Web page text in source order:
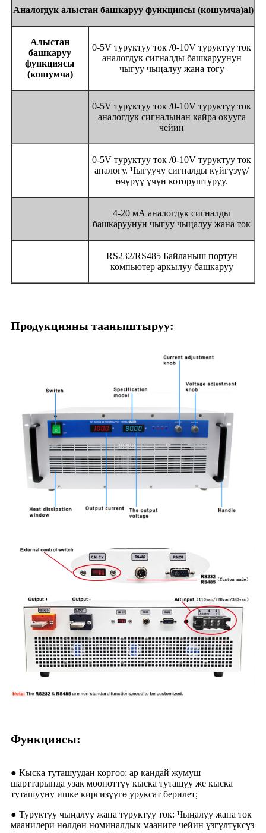
Аналогдук алыстан башкаруу функциясы (кошумча)al)
Алыстан
башкаруу
функциясы
(кошумча)
0-5V туруктуу ток /0-10V туруктуу ток
аналогдук сигналды башкаруунун
чыгуу чыңалуу жана тогу
0-5V туруктуу ток /0-10V туруктуу ток
аналогдук сигналынан кайра окууга
чейин
0-5V туруктуу ток /0-10V туруктуу ток
аналогу. Чыгуучу сигналды күйгүзүү/
өчүрүү үчүн которуштуруу.
4-20 мА аналогдук сигналды
башкаруунун чыгуу чыңалуу жана ток
RS232/RS485 Байланыш портун
компьютер аркылуу башкаруу
Продукцияны тааныштыруу:
Функциясы:
● Кыска туташуудан коргоо: ар кандай жумуш
шарттарында узак мөөнөттүү кыска туташуу же кыска
туташууну ишке киргизүүгө уруксат берилет;
● Туруктуу чыңалуу жана туруктуу ток: Чыңалуу жана ток
маанилери нөлдөн номиналдык мааниге чейин үзгүлтүксүз